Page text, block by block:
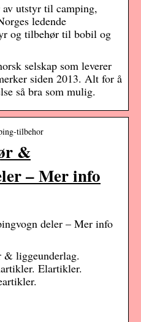
utstyr til camping,
ledende
og tilbehør til bobil og
selskap som leverer
siden 2013. Alt for å
så bra som mulig.
tilbehor
&
– Mer info
deler – Mer info
& liggeunderlag.
Elartikler.